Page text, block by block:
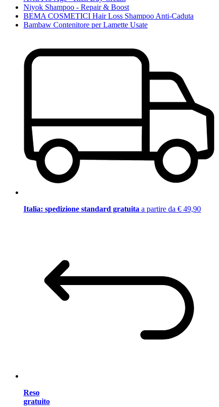
Niyok Shampoo - Repair & Boost
BEMA COSMETICI Hair Loss Shampoo Anti-Caduta
Bambaw Contenitore per Lamette Usate
Italia: spedizione standard gratuita a partire da € 49,90
Reso
gratuito